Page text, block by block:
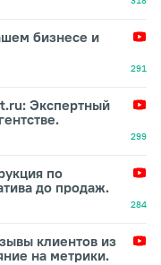
бизнесе и
291
Экспертный
299
по
до продаж.
284
клиентов из
на метрики.